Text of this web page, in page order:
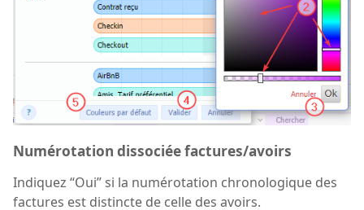
Numérotation dissociée factures/avoirs
Indiquez “Oui” si la numérotation chronologique des
factures est distincte de celle des avoirs.